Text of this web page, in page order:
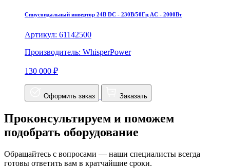
Синусоидальный инвертор 24В DC - 230В/50Гц AC - 2000Вт
Артикул: 61142500
Производитель: WhisperPower
130 000 ₽
Оформить заказ Заказать
Проконсультируем и поможем
подобрать оборудование
Обращайтесь с вопросами — наши специалисты всегда
готовы ответить вам в кратчайшие сроки.